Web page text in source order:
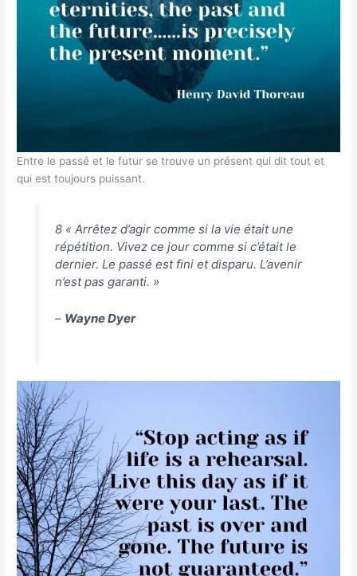
Entre le passé et le futur se trouve un présent qui dit tout et
qui est toujours puissant.
8 « Arrêtez d’agir comme si la vie était une
répétition. Vivez ce jour comme si c’était le
dernier. Le passé est fini et disparu. L’avenir
n’est pas garanti. »
– Wayne Dyer